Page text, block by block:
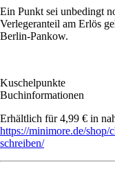
Ein Punkt sei unbedingt
Verlegeranteil am Erlös
Berlin-Pankow.
Kuschelpunkte
Buchinformationen
Erhältlich für 4,99 € in
https://minimore.de/shop/
schreiben/